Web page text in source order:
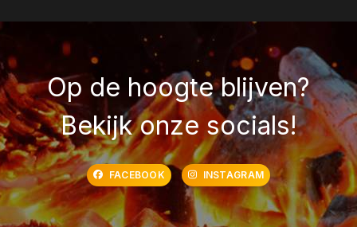
Op de hoogte blijven?
Bekijk onze socials!
FACEBOOK INSTAGRAM